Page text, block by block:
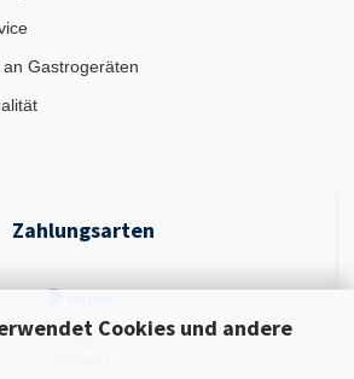
Cookies und andere
Gastrogeräten
Zahlungsarten